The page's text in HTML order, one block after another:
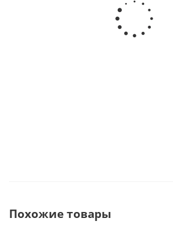
Роторная группа для Alegra
DentalWerk (Австрия)
Похожие товары